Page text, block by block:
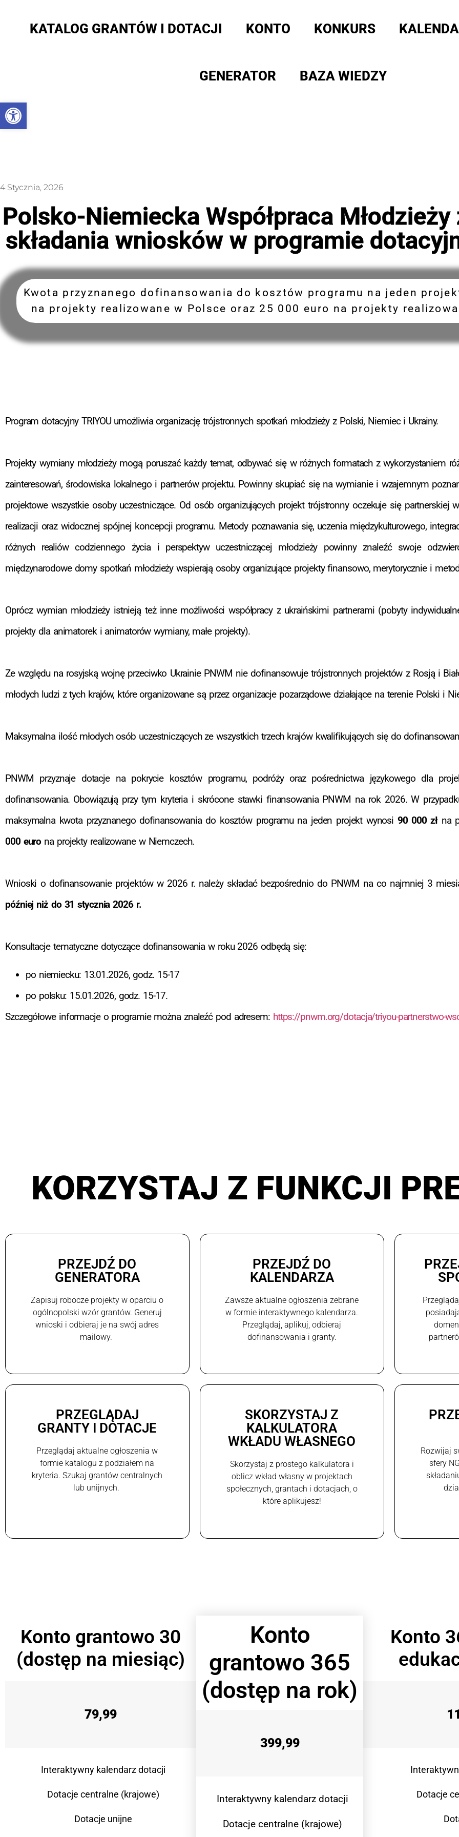
Otwórz pasek narzędzi
KATALOG GRANTÓW I DOTACJI KONTO KONKURS
GENERATOR BAZA WIEDZY
4 Stycznia, 2026
Polsko-Niemiecka Współpraca
składania wniosków w programie
Kwota przyznanego dofinansowania do kosztów programu na jeden
na projekty realizowane w Polsce oraz 25 000 euro na projekty
Program dotacyjny TRIYOU umożliwia organizację trójstronnych spotkań młodzieży z Polski, Niemiec i Ukrainy.
Projekty wymiany młodzieży mogą poruszać każdy temat, odbywać się w różnych formatach z wykorzystaniem
zainteresowań, środowiska lokalnego i partnerów projektu. Powinny skupiać się na wymianie i wzajemnym
projektowe wszystkie osoby uczestniczące. Od osób organizujących projekt trójstronny oczekuje się partnerskiej
realizacji oraz widocznej spójnej koncepcji programu. Metody poznawania się, uczenia międzykulturowego,
różnych realiów codziennego życia i perspektyw uczestniczącej młodzieży powinny znaleźć swoje
międzynarodowe domy spotkań młodzieży wspierają osoby organizujące projekty finansowo, merytorycznie i
Oprócz wymian młodzieży istnieją też inne możliwości współpracy z ukraińskimi partnerami (pobyty
projekty dla animatorek i animatorów wymiany, małe projekty).
Ze względu na rosyjską wojnę przeciwko Ukrainie PNWM nie dofinansowuje trójstronnych projektów z Rosją i
młodych ludzi z tych krajów, które organizowane są przez organizacje pozarządowe działające na terenie Polski i
Maksymalna ilość młodych osób uczestniczących ze wszystkich trzech krajów kwalifikujących się do
PNWM przyznaje dotacje na pokrycie kosztów programu, podróży oraz pośrednictwa językowego dla
dofinansowania. Obowiązują przy tym kryteria i skrócone stawki finansowania PNWM na rok 2026. W
maksymalna kwota przyznanego dofinansowania do kosztów programu na jeden projekt wynosi 90 000 zł na
000 euro na projekty realizowane w Niemczech.
Wnioski o dofinansowanie projektów w 2026 r. należy składać bezpośrednio do PNWM na co najmniej 3
później niż do 31 stycznia 2026 r.
Konsultacje tematyczne dotyczące dofinansowania w roku 2026 odbędą się:
po niemiecku: 13.01.2026, godz. 15-17
po polsku: 15.01.2026, godz. 15-17.
Szczegółowe informacje o programie można znaleźć pod adresem: https://pnwm.org/dotacja/triyou-partnerstwo-
KORZYSTAJ Z FUNKCJI
PRZEJDŹ DO
GENERATORA
Zapisuj robocze projekty w oparciu o
ogólnopolski wzór grantów. Generuj
wnioski i odbieraj je na swój adres
mailowy.
PRZEJDŹ DO
KALENDARZA
Zawsze aktualne ogłoszenia zebrane
w formie interaktywnego kalendarza.
Przeglądaj, aplikuj, odbieraj
dofinansowania i granty.
PRZEGLĄDAJ
GRANTY I DOTACJE
Przeglądaj aktualne ogłoszenia w
formie katalogu z podziałem na
kryteria. Szukaj grantów centralnych
lub unijnych.
SKORZYSTAJ Z
KALKULATORA
WKŁADU WŁASNEGO
Skorzystaj z prostego kalkulatora i
oblicz wkład własny w projektach
społecznych, grantach i dotacjach, o
które aplikujesz!
Rozwijaj
sfery
Konto grantowo 30
(dostęp na miesiąc)
79,99
Interaktywny kalendarz dotacji
Dotacje centralne (krajowe)
Dotacje unijne
Konto
grantowo 365
(dostęp na rok)
399,99
Interaktywny kalendarz dotacji
Dotacje centralne (krajowe)
Konto
Dotacje